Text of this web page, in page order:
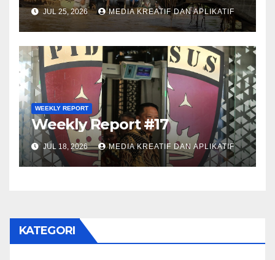
JUL 25, 2026 MEDIA KREATIF DAN APLIKATIF
WEEKLY REPORT
Weekly Report #17
JUL 18, 2026 MEDIA KREATIF DAN APLIKATIF
KATEGORI